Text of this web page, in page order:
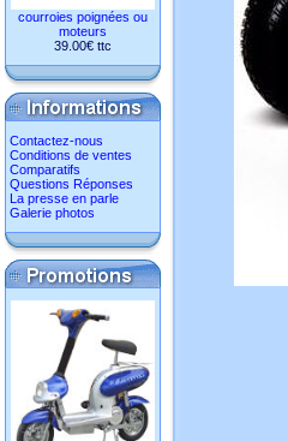
courroies poignées ou
moteurs
39.00€ ttc
Contactez-nous
Conditions de ventes
Comparatifs
Questions Réponses
La presse en parle
Galerie photos